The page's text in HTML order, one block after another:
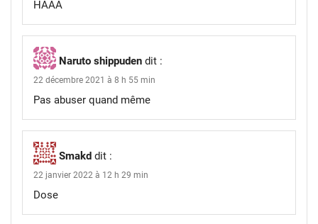
HAAA
Naruto shippuden dit :
22 décembre 2021 à 8 h 55 min
Pas abuser quand même
Smakd dit :
22 janvier 2022 à 12 h 29 min
Dose